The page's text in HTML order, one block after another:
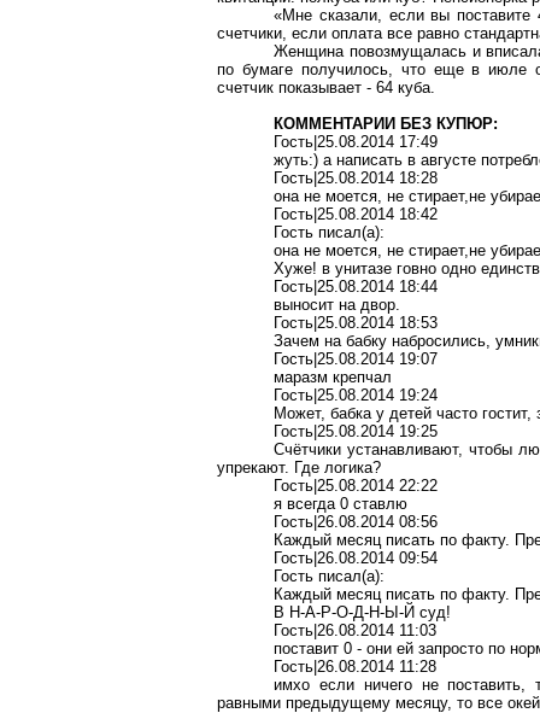
«Мне сказали, если вы поставите
счетчики, если оплата все равно
Женщина повозмущаласьи
по бумаге получилось, что еще в июле
счетчик показывает - 64 куба.
КОММЕНТАРИИ БЕЗ КУПЮР:
Гость|25.08.2014 17:49
жуть:) а написать в августе
Гость|25.08.2014 18:28
она не моется, нестирает,не
Гость|25.08.2014 18:42
Гость писал(a):
она не моется, нестирает,не
Хуже! в унитазеговно одно
Гость|25.08.2014 18:44
выносит на двор.
Гость|25.08.2014 18:53
Зачем на бабку набросились,
Гость|25.08.2014 19:07
маразм крепчал
Гость|25.08.2014 19:24
Может, бабка у детей часто
Гость|25.08.2014 19:25
Счётчики устанавливают, чтобы
упрекают. Где логика?
Гость|25.08.2014 22:22
я всегда 0 ставлю
Гость|26.08.2014 08:56
Каждый месяц писать по факту.
Гость|26.08.2014 09:54
Гость писал(a):
Каждый месяц писать по факту.
В Н-А-Р-О-Д-Н-Ы-Й суд!
Гость|26.08.2014 11:03
поставит 0 - они ей запросто по
Гость|26.08.2014 11:28
имхо если ничего не поставить,
равными предыдущему месяцу, то все окей